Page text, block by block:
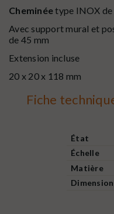
Cheminéetype INOX de
Avec support mural et
de 45 mm
Extension incluse
20 x 20 x 118 mm
Fiche
État
Échelle
Matière